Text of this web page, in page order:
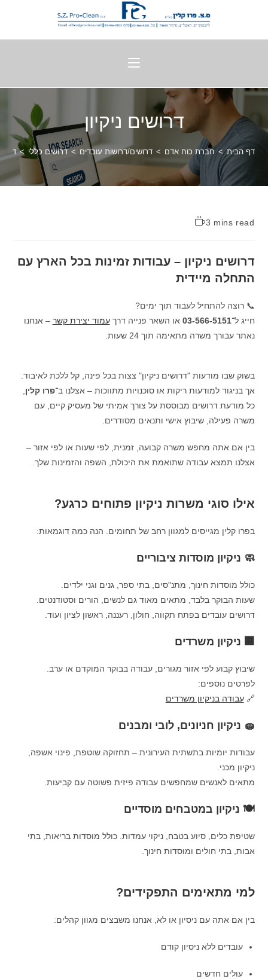
דרושים ניקיון
דף הבית > חברת כוח אדם > דרושים/דרושות עובדים > דרושים כללי >
3 mins read
דרושים ניקיון – עבודות זמינות בכל הארץ עם
התחלה מיידית
📞 רוצה להתחיל לעבוד תוך ימים?
חייג ל־03-566-5151 או השאר פנייה דרךעמוד יצירת קשר – אנחנו
נאתר עבורך משרה מתאימה תוך 24 שעות.
בשוק שבו מודעות "דרושים ניקיון" צצות בכל פינה, קל ללכת לאיבוד.
אך בניגוד למודעות ריקות או סוכנויות מתווכות – אצלנו ב־פרו קלין
כל מודעת דרושים מבוססת על צורך אמיתי של מעסיק קיים, עם
משרה פעילה, שיבוץ אישי ותנאים מסודרים.
בין אם אתה מחפש משרה קבועה, זמנית, לפי שעות או לפי אזור –
אצלנו תמצא עבודה שתואמת את היכולת, השפה והזמינות שלך.
אילו סוגי משרות ניקיון פתוחים כרגע?
בפרו קלין מגייסים למגוון רחב של תחומים. הנה כמה דוגמאות:
🧼 ניקיון מוסדות ציבוריים
כולל מוסדות חינוך, מתנ"סים, בתי ספר, גנים וגני ילדים.
שעות הבוקר בלבד, מתאים מאוד גם לנשים, הורים וסטודנטים.
דרושים עובדים בפתח תקווה, חולון, רעננה, ראשון לציון ועוד.
🏢 ניקיון משרדים
שיבוץ קבוע לפי אזור מגורים, עבודה בבוקר המוקדם או ערב.
לפרטים נוספים:
🔗עבודה בניקיון משרדים
🧽 ניקיון חניונים, לובי ומבנים
עבודות יומיות בתשתית העירונית – תחזוקה שוטפת, פינוי אשפה,
ניקיון מכני.
מתאים לאנשים שמחפשים עבודה פיזית פשוטה עם קביעות.
🍽 ניקיון במטבחים מוסדיים
שטיפת כלים, סיוע בטבח, ניקוי עמדות. כולל מוסדות בריאות, בתי
אבות, בתי חולים ומוסדות חינוך.
למי מתאימים התפקידים?
בין אם אתה עם ניסיון או לא, אנחנו משבצים מגוון קהלים:
עובדים ללא ניסיון קודם
עולים חדשים